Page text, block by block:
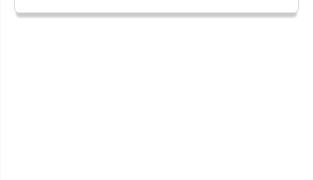
151.0.7922....